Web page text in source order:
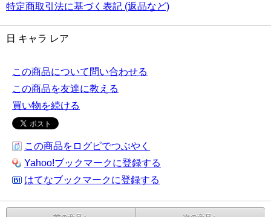
特定商取引法に基づく表記 (返品など)
日 キャラ レア
この商品について問い合わせる
この商品を友達に教える
買い物を続ける
この商品をログピでつぶやく
Yahoo!ブックマークに登録する
はてなブックマークに登録する